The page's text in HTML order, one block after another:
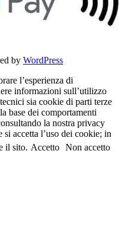
by WordPress
l’esperienza di
informazioni sull’utilizzo
sia cookie di parti terze
base dei comportamenti
la nostra privacy
accetta l’uso dei cookie; in
il sito. Accetto Non accetto